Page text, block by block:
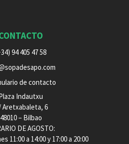
94 405 47 58
de contacto
Indautxu
Aretxabaleta, 6
48010 – Bilbao
DE AGOSTO:
11:00 a 14:00 y 17:00 a 20:00